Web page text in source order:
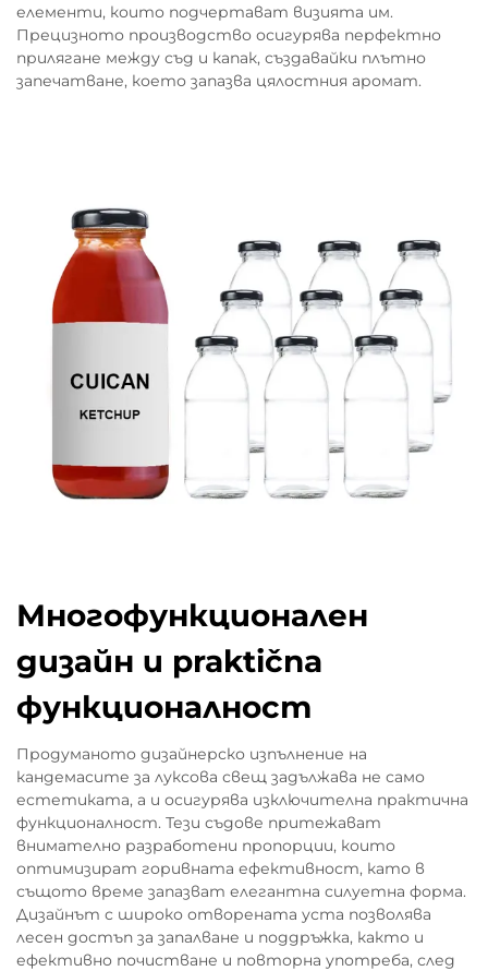
елементи, които подчертават визията им.
Прецизното производство осигурява перфектно
прилягане между съд и капак, създавайки плътно
запечатване, което запазва цялостния аромат.
Многофункционален
дизайн и praktična
функционалност
Продуманото дизайнерско изпълнение на
кандемасите за луксова свещ задължава не само
естетиката, а и осигурява изключителна практична
функционалност. Тези съдове притежават
внимателно разработени пропорции, които
оптимизират горивната ефективност, като в
същото време запазват елегантна силуетна форма.
Дизайнът с широко отворената уста позволява
лесен достъп за запалване и поддръжка, както и
ефективно почистване и повторна употреба, след